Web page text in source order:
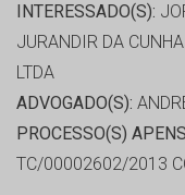
INTERESSADO(S):
JURANDIR DA
LTDA
ADVOGADO(S):
PROCESSO(S)
TC/00002602/2013